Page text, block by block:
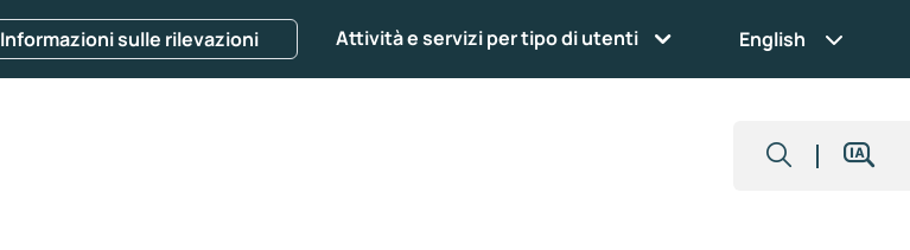
Informazioni sulle rilevazioni Attività e servizi per tipo di utenti English